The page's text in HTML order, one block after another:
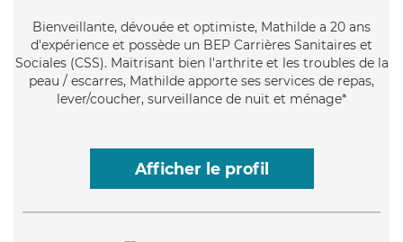
Bienveillante, dévouée et optimiste, Mathilde a 20 ans
d'expérience et possède un BEP Carrières Sanitaires et
Sociales (CSS). Maitrisant bien l'arthrite et les troubles de la
peau / escarres, Mathilde apporte ses services de repas,
lever/coucher, surveillance de nuit et ménage*
Afficher le profil